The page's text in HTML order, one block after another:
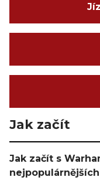
Jak začít
Jak začít s